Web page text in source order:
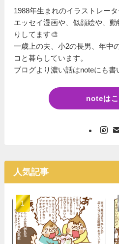
1988年生まれのイラストレータ
エッセイ漫画や、似顔絵や、
りしてます🎨
一歳上の夫、小2の長男、年中
コと暮らしています。
ブログより濃い話はnoteにも書
noteは
人気記事